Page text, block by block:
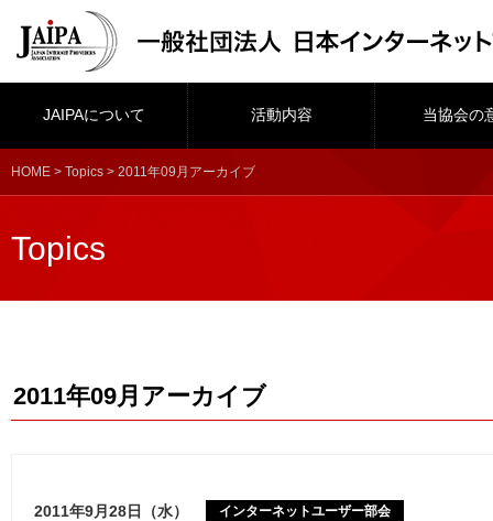
JAIPAについて 活動内容 当協会の
HOME > Topics > 2011年09月アーカイブ
Topics
2011年09月アーカイブ
2011年9月28日（水） インターネットユーザー部会